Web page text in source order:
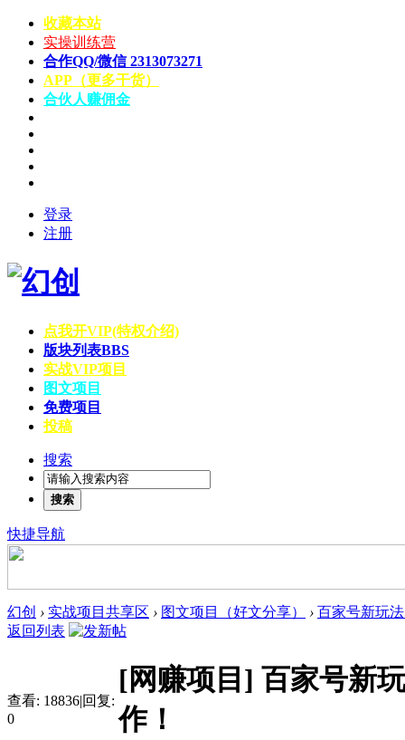
收藏本站
实操训练营
合作QQ/微信 2313073271
APP（更多干货）
合伙人赚佣金
登录
注册
点我开VIP(特权介绍)
版块列表BBS
实战VIP项目
图文项目
免费项目
投稿
搜索
搜索
快捷导航
幻创 › 实战项目共享区 › 图文项目（好文分享） › 百家号新玩
返回列表
查看: 18836|回复:
0
[网赚项目] 百家号新
作！